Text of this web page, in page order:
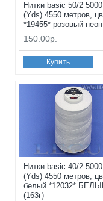
Нитки basic 50/2
(Yds) 4550 метров,
*19455* розовый
150.00р.
Купить
Нитки basic 40/2
(Yds) 4550 метров,
белый *12032*
(163г)